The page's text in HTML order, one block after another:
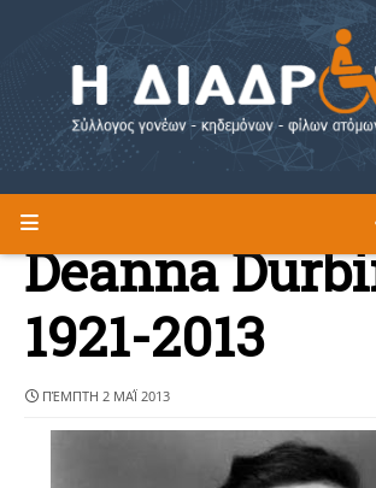
Η ΔΙΑΔΡΟΜΗ ΔΙΑΒΑΣΤΕ
Deanna
1921-2013
ΠΈΜΠΤΗ 2 ΜΑΪ́ 2013